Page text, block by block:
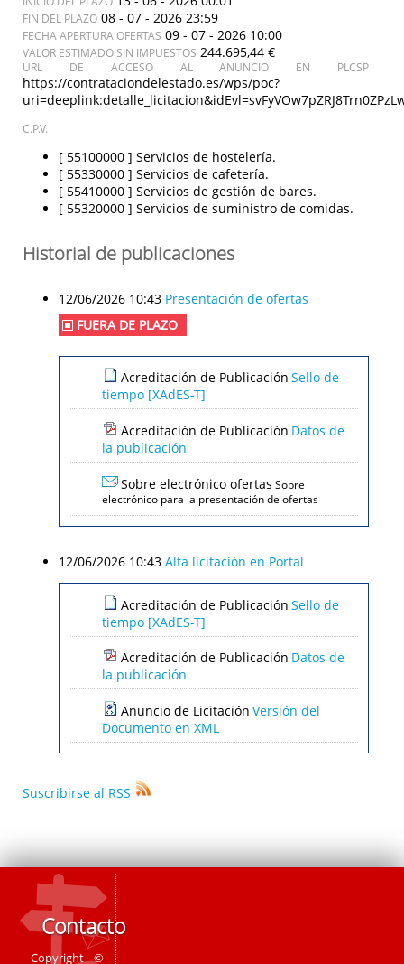
FIN DEL PLAZO 08 - 07 - 2026 23:59
FECHA APERTURA OFERTAS 09 - 07 - 2026 10:00
VALOR ESTIMADO SIN IMPUESTOS 244.695,44 €
URL DE ACCESO AL ANUNCIO EN PLCSP
https://contrataciondelestado.es/wps/poc?
C.P.V.
[ 55100000 ] Servicios de hostelería.
[ 55330000 ] Servicios de cafetería.
[ 55410000 ] Servicios de gestión de bares.
[ 55320000 ] Servicios de suministro de comidas.
Historial de publicaciones
12/06/2026 10:43 Presentación de ofertas
FUERA DE PLAZO
Acreditación de Publicación Sello de
tiempo [XAdES-T]
Acreditación de Publicación Datos de
la publicación
Sobre electrónico ofertas Sobre
electrónico para la presentación de ofertas
12/06/2026 10:43 Alta licitación en Portal
Acreditación de Publicación Sello de
tiempo [XAdES-T]
Acreditación de Publicación Datos de
la publicación
Anuncio de Licitación Versión del
Documento en XML
Suscribirse al RSS
Contacto
Copyright ©